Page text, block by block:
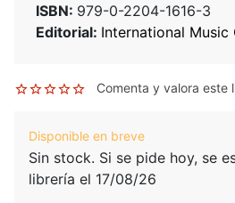
ISBN: 979-0-2204-1616-3
Editorial: International Music
Comenta y valora este
Disponible en breve
Sin stock. Si se pide hoy, se
librería el 17/08/26